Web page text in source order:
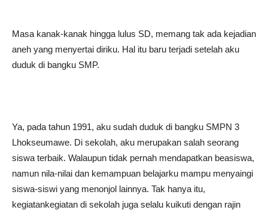
Masa kanak-kanak hingga lulus SD, memang tak ada kejadian
aneh yang menyertai diriku. Hal itu baru terjadi setelah aku
duduk di bangku SMP.
Ya, pada tahun 1991, aku sudah duduk di bangku SMPN 3
Lhokseumawe. Di sekolah, aku merupakan salah seorang
siswa terbaik. Walaupun tidak pernah mendapatkan beasiswa,
namun nila-nilai dan kemampuan belajarku mampu menyaingi
siswa-siswi yang menonjol lainnya. Tak hanya itu,
kegiatankegiatan di sekolah juga selalu kuikuti dengan rajin